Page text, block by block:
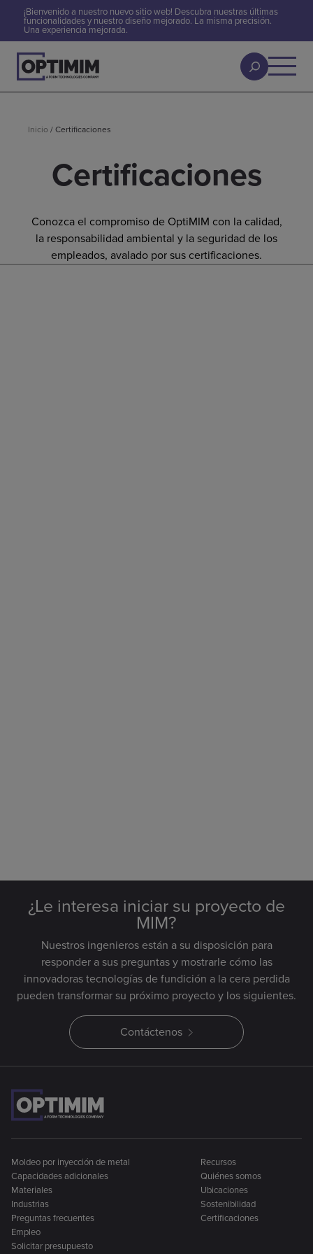
¡Bienvenido a nuestro nuevo sitio web! Descubra nuestras últimas
funcionalidades y nuestro diseño mejorado. La misma precisión.
Una experiencia mejorada.
Inicio /Certificaciones
Certificaciones
Conozca el compromiso de OptiMIM con la calidad,
la responsabilidad ambiental y la seguridad de los
empleados, avalado por sus certificaciones.
¿Le interesa iniciar su proyecto de
MIM?
Nuestros ingenieros están a su disposición para
responder a sus preguntas y mostrarle cómo las
innovadoras tecnologías de fundición a la cera perdida
pueden transformar su próximo proyecto y los siguientes.
Contáctenos
Moldeo por inyección de metal
Capacidades adicionales
Materiales
Industrias
Preguntas frecuentes
Recursos
Quiénes somos
Ubicaciones
Sostenibilidad
Certificaciones
Empleo
Solicitar presupuesto